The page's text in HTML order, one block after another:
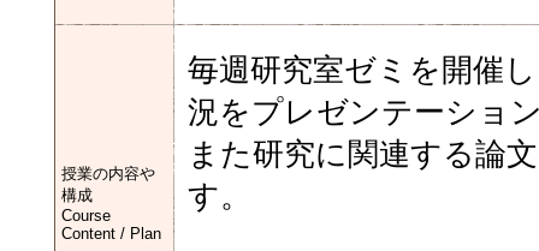
授業の内容や
構成
Course
Content / Plan
毎週研究室ゼミを開催
況をプレゼンテーショ
また研究に関連する論
す。